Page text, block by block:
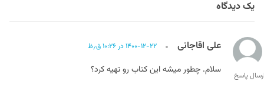
یک دیدگاه
علی اقاجانی ۱۴۰۰-۱۲-۲۲ در ۱۰:۲۶ ق٫ظ
سلام. چطور میشه این کتاب رو تهیه کرد؟ پاسخ